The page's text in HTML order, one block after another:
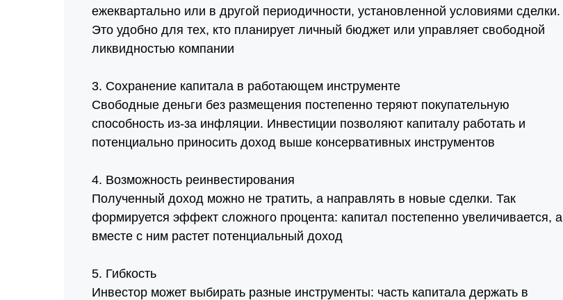
ежеквартально или в другой периодичности, установленной условиями сделки.
Это удобно для тех, кто планирует личный бюджет или управляет свободной
ликвидностью компании
3. Сохранение капитала в работающем инструменте
Свободные деньги без размещения постепенно теряют покупательную
способность из-за инфляции. Инвестиции позволяют капиталу работать и
потенциально приносить доход выше консервативных инструментов
4. Возможность реинвестирования
Полученный доход можно не тратить, а направлять в новые сделки. Так
формируется эффект сложного процента: капитал постепенно увеличивается, а
вместе с ним растет потенциальный доход
5. Гибкость
Инвестор может выбирать разные инструменты: часть капитала держать в